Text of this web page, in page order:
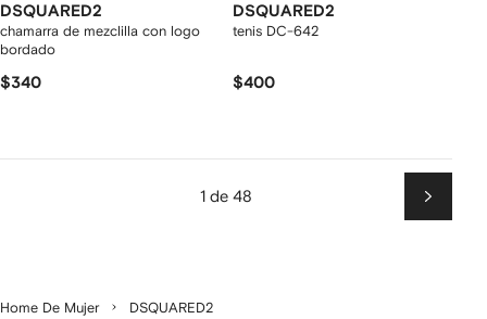
DSQUARED2
chamarra de mezclilla con logo
bordado
$340
DSQUARED2
tenis DC-642
$400
1 de 48
Home De Mujer DSQUARED2